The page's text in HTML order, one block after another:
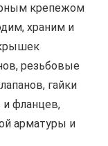
крепежом
храним и
резьбовые
гайки
и фланцев,
арматуры и